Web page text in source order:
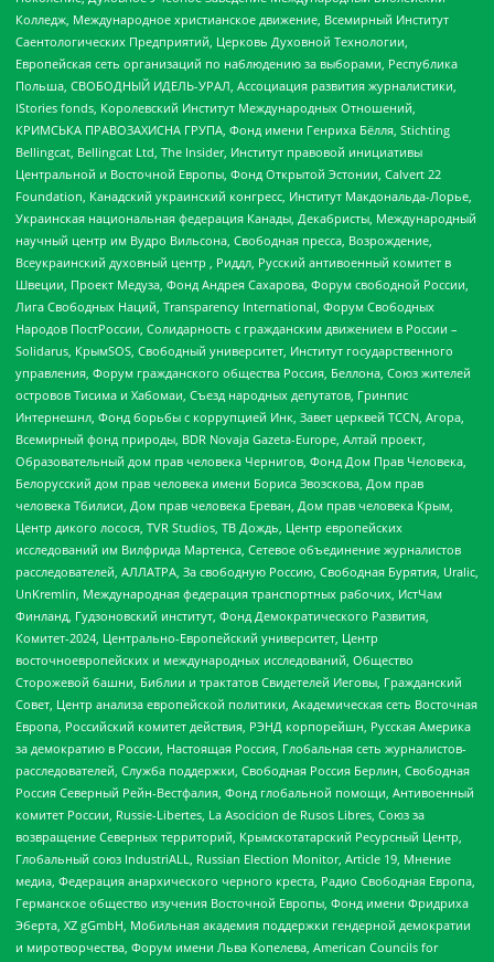
Колледж, Международное христианское движение, Всемирный Институт
Саентологических Предприятий, Церковь Духовной Технологии,
Европейская сеть организаций по наблюдению за выборами, Республика
Польша, СВОБОДНЫЙ ИДЕЛЬ-УРАЛ, Ассоциация развития журналистики,
IStories fonds, Королевский Институт Международных Отношений,
КРИМСЬКА ПРАВОЗАХИСНА ГРУПА, Фонд имени Генриха Бёлля, Stichting
Bellingcat, Bellingcat Ltd, The Insider, Институт правовой инициативы
Центральной и Восточной Европы, Фонд Открытой Эстонии, Calvert 22
Foundation, Канадский украинский конгресс, Институт Макдональда-Лорье,
Украинская национальная федерация Канады, Декабристы, Международный
научный центр им Вудро Вильсона, Свободная пресса, Возрождение,
Всеукраинский духовный центр , Риддл, Русский антивоенный комитет в
Швеции, Проект Медуза, Фонд Андрея Сахарова, Форум свободной России,
Лига Свободных Наций, Transparеncy International, Форум Свободных
Народов ПостРоссии, Солидарность с гражданским движением в России –
Solidarus, КрымSOS, Свободный университет, Институт государственного
управления, Форум гражданского общества Россия, Беллона, Союз жителей
островов Тисима и Хабомаи, Съезд народных депутатов, Гринпис
Интернешнл, Фонд борьбы с коррупцией Инк, Завет церквей TCCN, Агора,
Всемирный фонд природы, BDR Novaja Gazeta-Europe, Алтай проект,
Образовательный дом прав человека Чернигов, Фонд Дом Прав Человека,
Белорусский дом прав человека имени Бориса Звозскова, Дом прав
человека Тбилиси, Дом прав человека Ереван, Дом прав человека Крым,
Центр дикого лосося, TVR Studios, ТВ Дождь, Центр европейских
исследований им Вилфрида Мартенса, Сетевое объединение журналистов
расследователей, АЛЛАТРА, За свободную Россию, Свободная Бурятия, Uralic,
UnKremlin, Международная федерация транспортных рабочих, ИстЧам
Финланд, Гудзоновский институт, Фонд Демократического Развития,
Комитет-2024, Центрально-Европейский университет, Центр
восточноевропейских и международных исследований, Общество
Сторожевой башни, Библии и трактатов Свидетелей Иеговы, Гражданский
Совет, Центр анализа европейской политики, Академическая сеть Восточная
Европа, Российский комитет действия, РЭНД корпорейшн, Русская Америка
за демократию в России, Настоящая Россия, Глобальная сеть журналистов-
расследователей, Служба поддержки, Свободная Россия Берлин, Свободная
Россия Северный Рейн-Вестфалия, Фонд глобальной помощи, Антивоенный
комитет России, Russie-Libertes, La Asocicion de Rusos Libres, Союз за
возвращение Северных территорий, Крымскотатарский Ресурсный Центр,
Глобальный союз IndustriALL, Russian Election Monitor, Article 19, Мнение
медиа, Федерация анархического черного креста, Радио Свободная Европа,
Германское общество изучения Восточной Европы, Фонд имени Фридриха
Эберта, XZ gGmbH, Мобильная академия поддержки гендерной демократии
и миротворчества, Форум имени Льва Копелева, American Councils for